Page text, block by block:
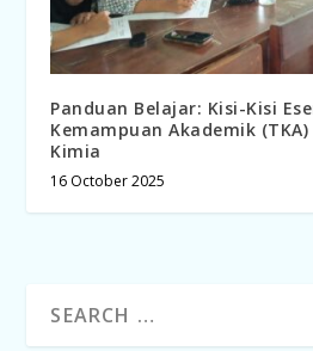
Panduan Belajar: Kisi-Kisi
Kemampuan Akademik
Kimia
16 October 2025